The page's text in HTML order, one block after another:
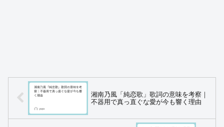
湘南乃風「純恋歌」歌詞の意味を考察｜
不器用で真っ直ぐな愛が今も響く理由